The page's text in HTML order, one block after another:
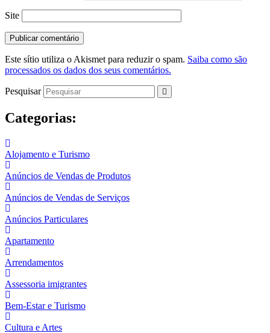
Site
Este sítio utiliza o Akismet para reduzir o spam. Saiba como são
processados os dados dos seus comentários.
Pesquisar
Categorias:
Alojamento e Turismo
Anúncios de Vendas de Produtos
Anúncios de Vendas de Serviços
Anúncios Particulares
Apartamento
Arrendamentos
Assessoria imigrantes
Bem-Estar e Turismo
Cultura e Artes